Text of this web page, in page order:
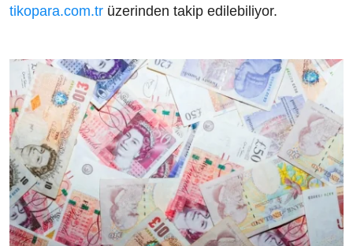
tikopara.com.tr üzerinden takip edilebiliyor.